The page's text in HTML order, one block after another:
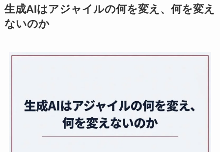
生成AIはアジャイルの何を変え、何を変え
ないのか